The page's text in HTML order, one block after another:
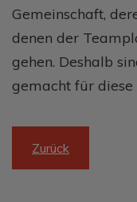
Zurück
Gemeinschaft,
denen der
gehen. Deshalb
gemacht für diese